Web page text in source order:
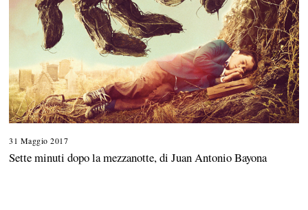
31 Maggio 2017
Sette minuti dopo la mezzanotte, di Juan Antonio Bayona